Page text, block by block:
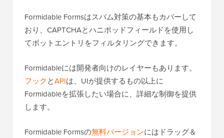
Formidable Formsはスパム対策の基本もカバーして
おり、CAPTCHAとハニポッドフィールドを使用し
てボットエントリをフィルタリングできます。
Formidableには開発者向けのレイヤーもあります。
フックとAPIは、UIが提供するもの以上に
Formidableを拡張したい場合に、詳細な制御を提供
します。
Formidable Formsの無料バージョンにはドラッグ＆